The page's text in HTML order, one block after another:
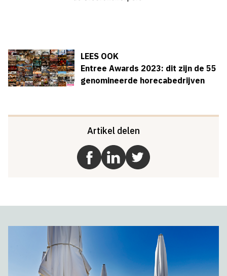
LEES OOK
Entree Awards 2023: dit zijn de 55
genomineerde horecabedrijven
Artikel delen